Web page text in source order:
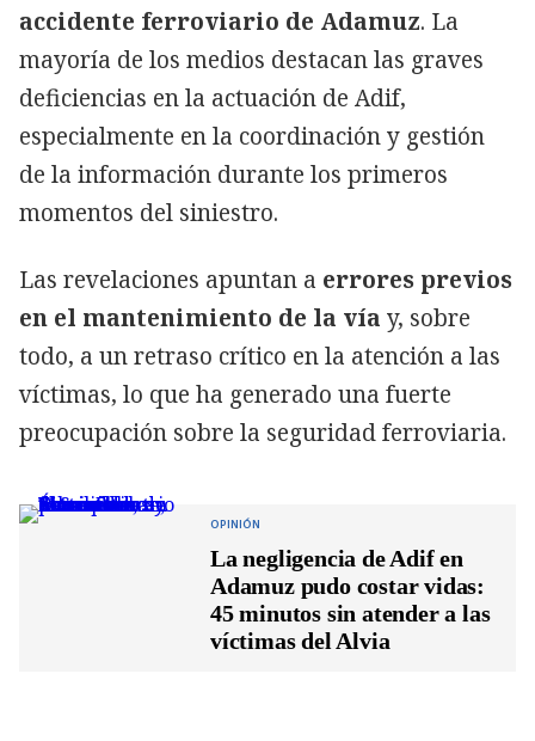
accidente ferroviario de Adamuz. La
mayoría de los medios destacan las graves
deficiencias en la actuación de Adif,
especialmente en la coordinación y gestión
de la información durante los primeros
momentos del siniestro.
Las revelaciones apuntan a errores previos
en el mantenimiento de la vía y, sobre
todo, a un retraso crítico en la atención a las
víctimas, lo que ha generado una fuerte
preocupación sobre la seguridad ferroviaria.
OPINIÓN
La negligencia de Adif en
Adamuz pudo costar vidas:
45 minutos sin atender a las
víctimas del Alvia